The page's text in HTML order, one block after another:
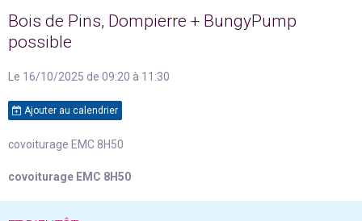
Bois de Pins, Dompierre + BungyPump
possible
Le 16/10/2025 de 09:20 à 11:30
Ajouter au calendrier
covoiturage EMC 8H50
covoiturage EMC 8H50